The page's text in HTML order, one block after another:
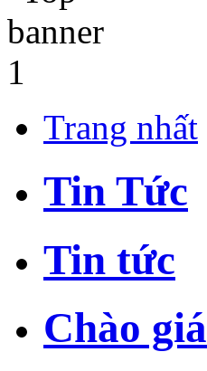
Trang nhất
Tin Tức
Tin tức
Chào giá